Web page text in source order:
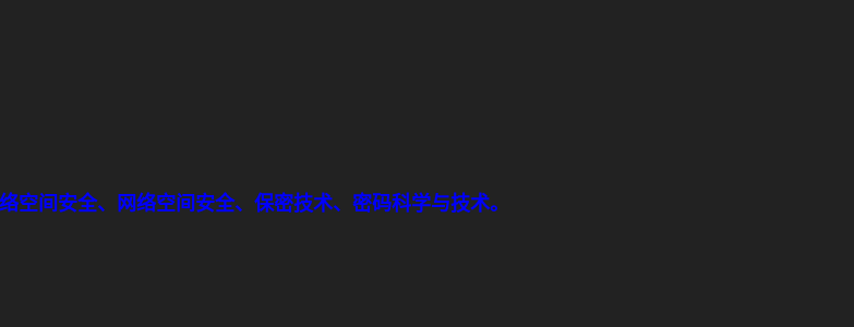
空间安全、网络空间安全、保密技术、密码科学与技术。